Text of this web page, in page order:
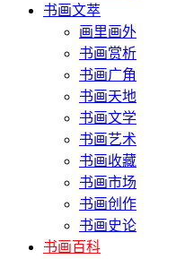
书画文萃
画里画外
书画赏析
书画广角
书画天地
书画文学
书画艺术
书画收藏
书画市场
书画创作
书画史论
书画百科